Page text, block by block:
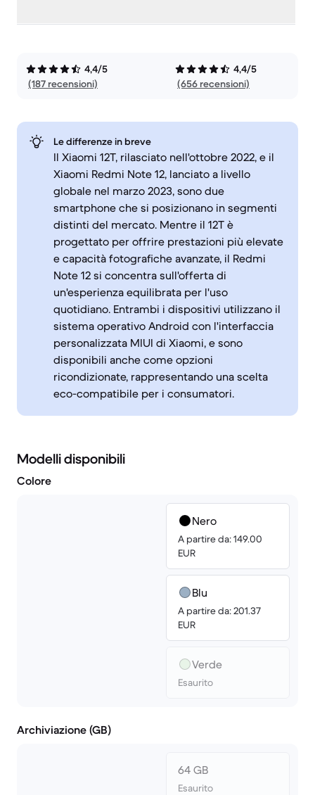
4,4/5
(187 recensioni)
4,4/5
(656 recensioni)
Le differenze in breve
Il Xiaomi 12T, rilasciato nell'ottobre 2022, e il
Xiaomi Redmi Note 12, lanciato a livello
globale nel marzo 2023, sono due
smartphone che si posizionano in segmenti
distinti del mercato. Mentre il 12T è
progettato per offrire prestazioni più elevate
e capacità fotografiche avanzate, il Redmi
Note 12 si concentra sull'offerta di
un'esperienza equilibrata per l'uso
quotidiano. Entrambi i dispositivi utilizzano il
sistema operativo Android con l'interfaccia
personalizzata MIUI di Xiaomi, e sono
disponibili anche come opzioni
ricondizionate, rappresentando una scelta
eco-compatibile per i consumatori.
Modelli disponibili
Colore
Nero
A partire da: 149.00
EUR
Blu
A partire da: 201.37
EUR
Verde
Esaurito
Archiviazione (GB)
64 GB
Esaurito